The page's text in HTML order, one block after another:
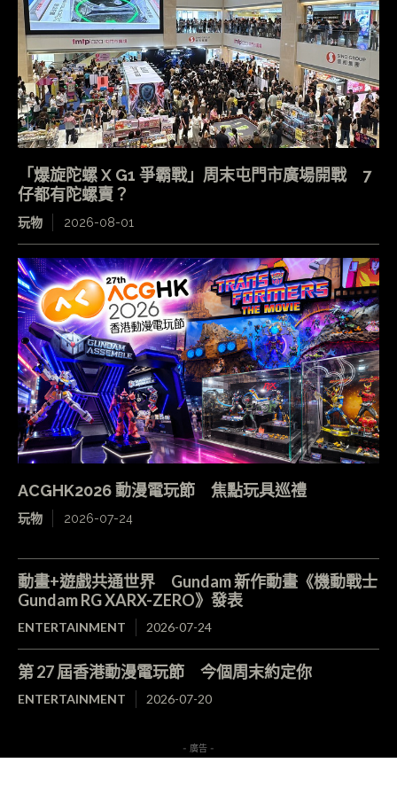
「爆旋陀螺 X G1 爭霸戰」周末屯門市廣場開戰 7
仔都有陀螺賣？
玩物 2026-08-01
ACGHK2026 動漫電玩節 焦點玩具巡禮
玩物 2026-07-24
動畫+遊戲共通世界 Gundam 新作動畫《機動戰士
Gundam RG XARX-ZERO》發表
ENTERTAINMENT 2026-07-24
第 27 屆香港動漫電玩節 今個周末約定你
ENTERTAINMENT 2026-07-20
- 廣告 -